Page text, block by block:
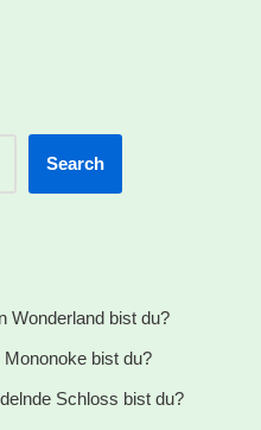
Search
Wonderland bist du?
bist du?
Schloss bist du?